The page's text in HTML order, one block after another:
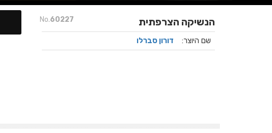
No.60227 הנשיקה הצרפתית
שם היוצר: דורון סברלו